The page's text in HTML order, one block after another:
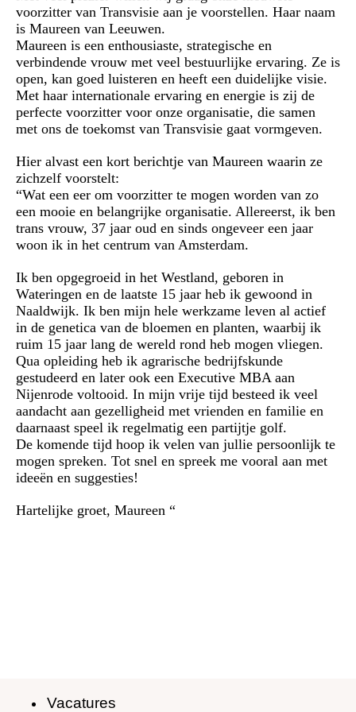
voorzitter van Transvisie aan je voorstellen. Haar naam
is Maureen van Leeuwen.
Maureen is een enthousiaste, strategische en
verbindende vrouw met veel bestuurlijke ervaring. Ze is
open, kan goed luisteren en heeft een duidelijke visie.
Met haar internationale ervaring en energie is zij de
perfecte voorzitter voor onze organisatie, die samen
met ons de toekomst van Transvisie gaat vormgeven.
Hier alvast een kort berichtje van Maureen waarin ze
zichzelf voorstelt:
“Wat een eer om voorzitter te mogen worden van zo
een mooie en belangrijke organisatie. Allereerst, ik ben
trans vrouw, 37 jaar oud en sinds ongeveer een jaar
woon ik in het centrum van Amsterdam.
Ik ben opgegroeid in het Westland, geboren in
Wateringen en de laatste 15 jaar heb ik gewoond in
Naaldwijk. Ik ben mijn hele werkzame leven al actief
in de genetica van de bloemen en planten, waarbij ik
ruim 15 jaar lang de wereld rond heb mogen vliegen.
Qua opleiding heb ik agrarische bedrijfskunde
gestudeerd en later ook een Executive MBA aan
Nijenrode voltooid. In mijn vrije tijd besteed ik veel
aandacht aan gezelligheid met vrienden en familie en
daarnaast speel ik regelmatig een partijtje golf.
De komende tijd hoop ik velen van jullie persoonlijk te
mogen spreken. Tot snel en spreek me vooral aan met
ideeën en suggesties!
Hartelijke groet, Maureen “
Vacatures